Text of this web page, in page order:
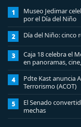
1
Museo Jedimar
por el Día del Niño
2 Día del Niño: cinco
3
Caja 18 celebra el
en panoramas,
4
Pdte Kast anuncia
Terrorismo (ACOT)
5
El Senado
mechas